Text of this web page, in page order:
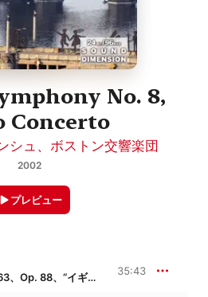
No. 8,
Concerto
シュ 、 ボストン交響楽団
2002
プレビュー
交響曲第8番 ト長調, B 163、Op. 88、“イギリス” 35:43